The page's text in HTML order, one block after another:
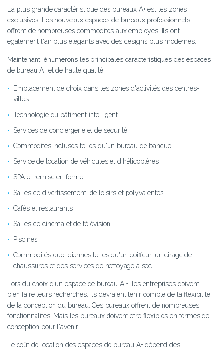
La plus grande caractéristique des bureaux A+ est les zones
exclusives. Les nouveaux espaces de bureaux professionnels
offrent de nombreuses commodités aux employés. Ils ont
également l'air plus élégants avec des designs plus modernes.
Maintenant, énumérons les principales caractéristiques des espaces
de bureau A+ et de haute qualité;
Emplacement de choix dans les zones d'activités des centres-
villes
Technologie du bâtiment intelligent
Services de conciergerie et de sécurité
Commodités incluses telles qu'un bureau de banque
Service de location de véhicules et d'hélicoptères
SPA et remise en forme
Salles de divertissement, de loisirs et polyvalentes
Cafés et restaurants
Salles de cinéma et de télévision
Piscines
Commodités quotidiennes telles qu'un coiffeur, un cirage de
chaussures et des services de nettoyage à sec
Lors du choix d'un espace de bureau A +, les entreprises doivent
bien faire leurs recherches. Ils devraient tenir compte de la flexibilité
de la conception du bureau. Ces bureaux offrent de nombreuses
fonctionnalités. Mais les bureaux doivent être flexibles en termes de
conception pour l'avenir.
Le coût de location des espaces de bureau A+ dépend des